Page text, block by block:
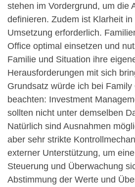
stehen im Vordergrund, um die
definieren. Zudem ist Klarheit
Umsetzung erforderlich.
Office optimal einsetzen und
Familie und Situation ihre
Herausforderungen mit sich
Grundsatz würde ich bei Family
beachten: Investment
sollten nicht unter demselben
Natürlich sind Ausnahmen
aber sehr strikte
externer Unterstützung, um
Steuerung und Überwachung
Abstimmung der Werte und